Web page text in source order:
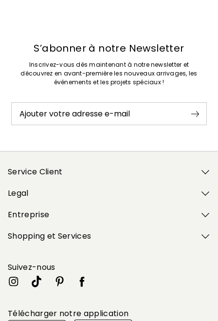
S’abonner à notre Newsletter
Inscrivez-vous dès maintenant à notre newsletter et
découvrez en avant-première les nouveaux arrivages, les
événements et les projets spéciaux !
Ajouter votre adresse e-mail
Service Client
Legal
Entreprise
Shopping et Services
Suivez-nous
Télécharger notre application